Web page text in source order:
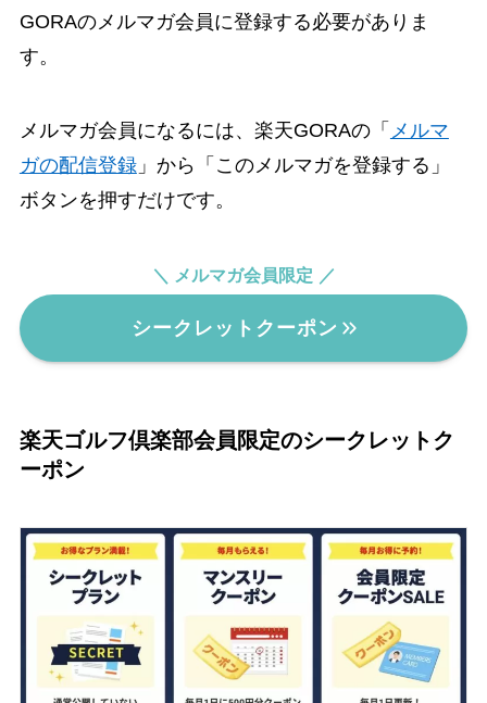
GORAのメルマガ会員に登録する必要がありま
す。
メルマガ会員になるには、楽天GORAの「 メルマ
ガの配信登録」から「このメルマガを登録する」
ボタンを押すだけです。
＼ メルマガ会員限定 ／
シークレットクーポン
楽天ゴルフ倶楽部会員限定のシークレットク
ーポン